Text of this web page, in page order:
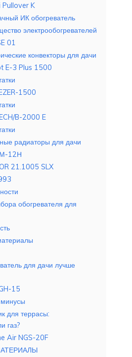
K
ИК обогреватель
электрообогревателей
01
конвекторы для дачи
E-3 Plus 1500
1500
B-2000 E
радиаторы для дачи
12Н
21.1005 SLX
обогревателя для
для дачи лучше
15
для террасы:
газ?
Air NGS-20F